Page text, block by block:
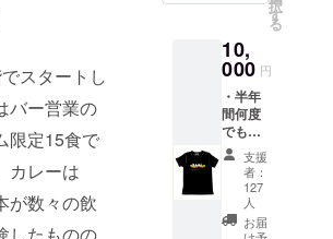
スタートし
バー営業の
限定15食で
カレーは
が数々の飲
注文回
回まで
ご利用
いただ
けま
す。
（この
クーポ
ンは公
式通販
サイト
でのみ
択
す
る
10,
000 円
・半年
間何度
でも使
える通
販カ
レー
30%OF
Fクーポ
支援
者：
127
人
お届